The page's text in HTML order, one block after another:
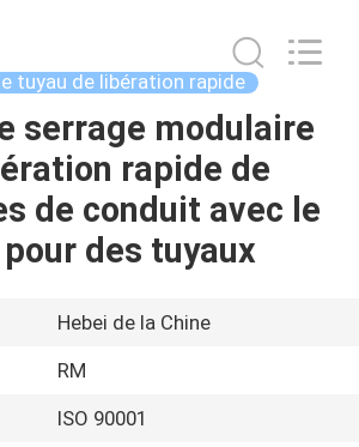
tuyau de libération rapide
serrage modulaire
rapide de
de conduit avec le
des tuyaux
Hebei de la Chine
RM
ISO 90001